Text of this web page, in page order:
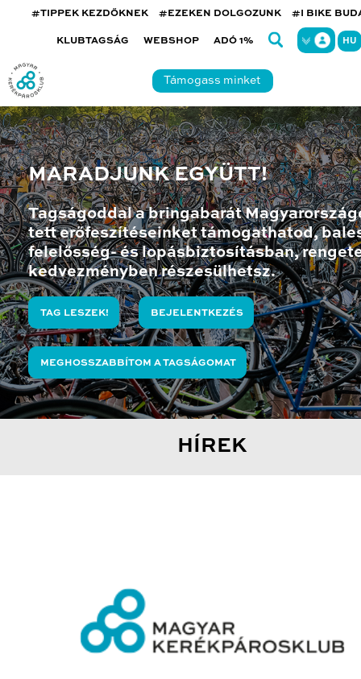
#TIPPEK KEZDŐKNEK #EZEKEN DOLGOZUNK #I BIKE
KLUBTAGSÁG WEBSHOP ADÓ 1% HU
Támogass minket
MARADJUNK EGYÜTT!
Tagságoddal a bringabarát
tett erőfeszítéseinket támogathatod,
felelősség- és lopásbiztosításban,
kedvezményben részesülhetsz.
TAG LESZEK! BEJELENTKEZÉS
MEGHOSSZABBÍTOM A TAGSÁGOMAT
HÍREK